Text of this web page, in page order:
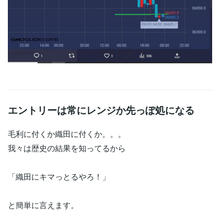
エントリーは常にレンジか先っぽ処になる
毛利に付くか織田に付くか。。。
我々は歴史の結果を知ってるから
「織田にキマっとるやろ！」
と簡単に言えます。